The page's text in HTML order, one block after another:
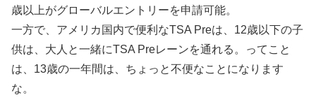
歳以上がグローバルエントリーを申請可能。
一方で、アメリカ国内で便利なTSA Preは、12歳以下の子
供は、大人と一緒にTSA Preレーンを通れる。ってこと
は、13歳の一年間は、ちょっと不便なことになります
な。